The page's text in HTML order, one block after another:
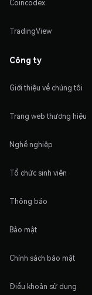
Coincodex
TradingView
Công ty
Giới thiệu về chúng tôi
Trang web thương hiệu
Nghề nghiệp
Tổ chức sinh viên
Thông báo
Bảo mật
Chính sách bảo mật
Điều khoản sử dụng